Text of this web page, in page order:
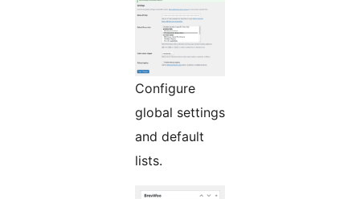
Configure
global settings
and default
lists.